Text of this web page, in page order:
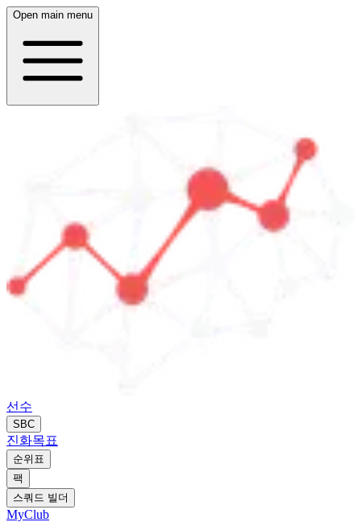
Open main menu
선수
SBC
진화목표
순위표
팩
스쿼드 빌더
MyClub